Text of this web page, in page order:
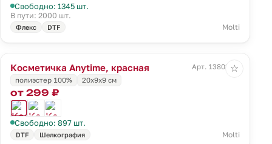
Свободно: 1345 шт.
В пути: 2000 шт.
Флекс DTF Molti
Косметичка Anytime, красная
Арт. 13803.50
полиэстер 100%
20х9х9 см
от 299 ₽
Свободно: 897 шт.
DTF Шелкография Molti
☆